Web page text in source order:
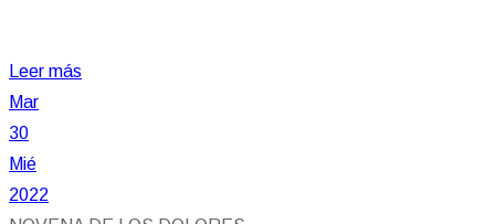
Leer más
Mar
30
Mié
2022